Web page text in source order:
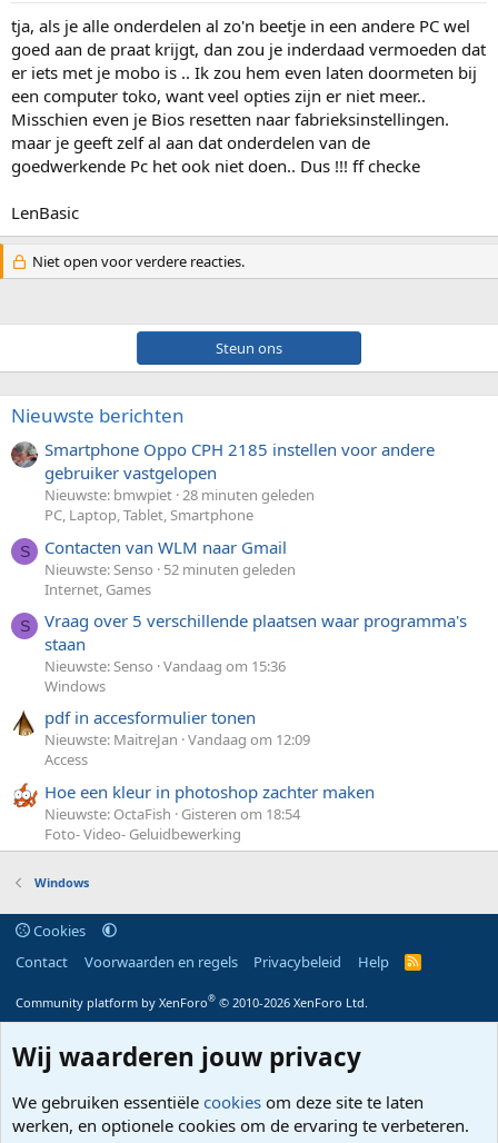
tja, als je alle onderdelen al zo'n beetje in een andere PC wel
goed aan de praat krijgt, dan zou je inderdaad vermoeden dat
er iets met je mobo is .. Ik zou hem even laten doormeten bij
een computer toko, want veel opties zijn er niet meer..
Misschien even je Bios resetten naar fabrieksinstellingen.
maar je geeft zelf al aan dat onderdelen van de
goedwerkende Pc het ook niet doen.. Dus !!! ff checke
LenBasic
Niet open voor verdere reacties.
Steun ons
Nieuwste berichten
Smartphone Oppo CPH 2185 instellen voor andere
gebruiker vastgelopen
Nieuwste: bmwpiet 28 minuten geleden
PC, Laptop, Tablet, Smartphone
S Contacten van WLM naar Gmail
Nieuwste: Senso
52 minuten geleden
Internet, Games
S
Vraag over 5 verschillende plaatsen waar programma's
staan
Nieuwste: Senso Vandaag om 15:36
Windows
pdf in accesformulier tonen
Nieuwste: MaitreJan Vandaag om 12:09
Access
Hoe een kleur in photoshop zachter maken
Nieuwste: OctaFish
Gisteren om 18:54
Foto- Video- Geluidbewerking
Windows
Cookies
Contact
Voorwaarden en regels Privacybeleid Help
R
S
Community platform by XenForo® © 2010-2026 XenForo Ltd.
Wij waarderen jouw privacy
We gebruiken essentiële cookies om deze site te laten
werken, en optionele cookies om de ervaring te verbeteren.